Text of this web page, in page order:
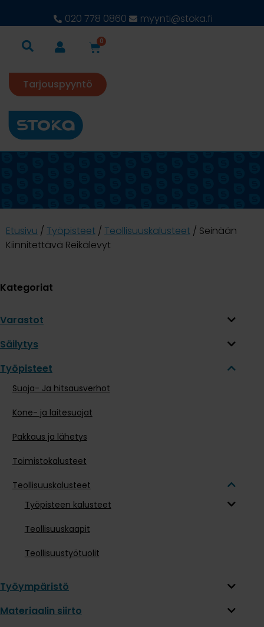
020 778 0860 myynti@stoka.fi
0
Tarjouspyyntö
Etusivu / Työpisteet / Teollisuuskalusteet / Seinään
Kiinnitettävä Reikälevyt
Kategoriat
Varastot
Säilytys
Työpisteet
Suoja- Ja hitsausverhot
Kone- ja laitesuojat
Pakkaus ja lähetys
Toimistokalusteet
Teollisuuskalusteet
Työpisteen kalusteet
Teollisuuskaapit
Teollisuustyötuolit
Työympäristö
Materiaalin siirto